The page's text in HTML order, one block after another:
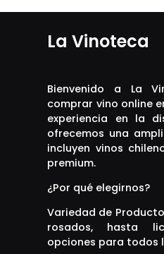
Indiana
J&B
Jagermeister
Jameson
Jardín del Eden
Johnnie Walker
Kahlua
Kalfu
Kappa
La Linda
La República
Las Mercedes
Lepanto
LOF
Longaví
La Vinoteca
Bienvenido a La
comprar vino online
experiencia en la
ofrecemos una
incluyen vinos
premium.
¿Por qué elegirnos?
Variedad de
rosados, hasta
opciones para todos